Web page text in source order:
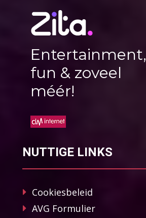
Entertainment,
fun & zoveel
méér!
NUTTIGE LINKS
Cookiesbeleid
AVG Formulier